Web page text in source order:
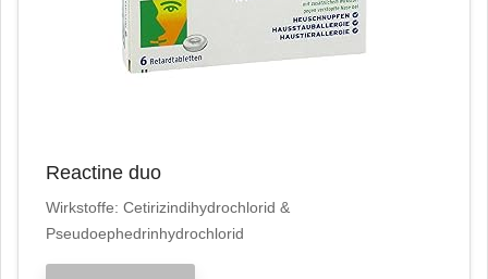
Reactine duo
Wirkstoffe: Cetirizindihydrochlorid &
Pseudoephedrinhydrochlorid